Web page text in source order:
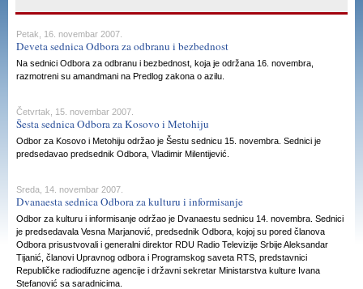
Petak, 16. novembar 2007.
Deveta sednica Odbora za odbranu i bezbednost
Na sednici Odbora za odbranu i bezbednost, koja je održana 16. novembra,
razmotreni su amandmani na Predlog zakona o azilu.
Četvrtak, 15. novembar 2007.
Šesta sednica Odbora za Kosovo i Metohiju
Odbor za Kosovo i Metohiju održao je Šestu sednicu 15. novembra. Sednici je
predsedavao predsednik Odbora, Vladimir Milentijević.
Sreda, 14. novembar 2007.
Dvanaesta sednica Odbora za kulturu i informisanje
Odbor za kulturu i informisanje održao je Dvanaestu sednicu 14. novembra. Sednici
je predsedavala Vesna Marjanović, predsednik Odbora, kojoj su pored članova
Odbora prisustvovali i generalni direktor RDU Radio Televizije Srbije Aleksandar
Tijanić, članovi Upravnog odbora i Programskog saveta RTS, predstavnici
Republičke radiodifuzne agencije i državni sekretar Ministarstva kulture Ivana
Stefanović sa saradnicima.